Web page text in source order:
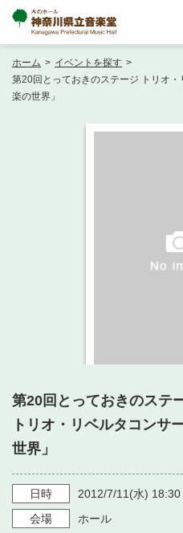
・ フロアマップ
・ 交通案内
・ よくある質問
・ 空き状況
・ 抽選対象日
・ 利用料金
・ 音楽堂のご案内
・ 芸術参与
神奈川県立音楽堂
ホーム > イベントを探す >
第20回とっておきのステージ トリオ
楽の世界」
第20回とっておきのステ
トリオ・リベルタコンサ
世界」
日時 2012/7/11 (水) 18:30
会場
ホール